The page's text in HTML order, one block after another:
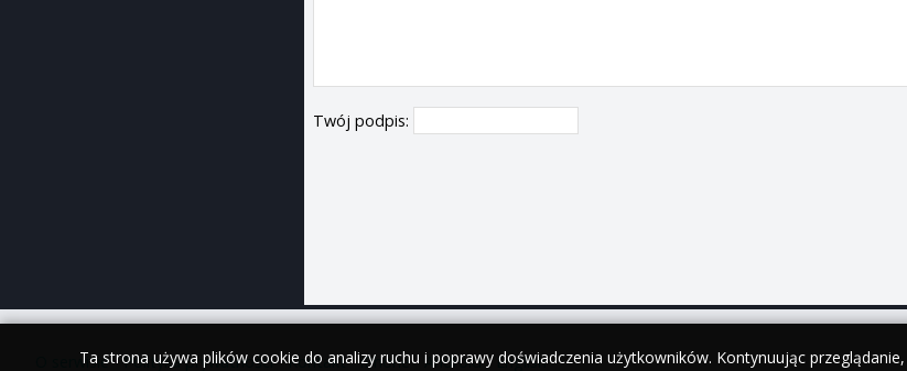
Ta strona używa plików cookie do analizy ruchu i poprawy doświadczenia użytkowników. Kontynuując przeglądanie,
Twój podpis:
O serwisie•Polityka prywatności•Kontakt•iPhone• Android• English